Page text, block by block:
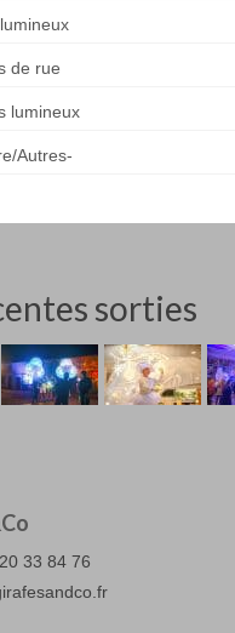
de rue
lumineux
Autres-
sorties
33 84 76